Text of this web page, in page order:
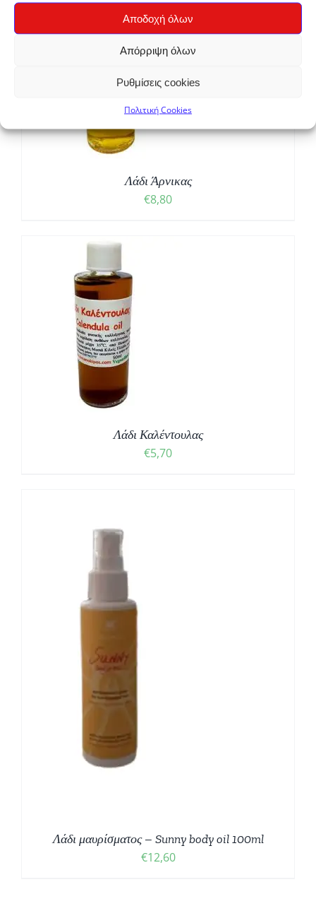
Αποδοχή όλων
Απόρριψη όλων
Ρυθμίσεις cookies
Πολιτική Cookies
Λάδι Άρνικας
€8,80
Λάδι Καλέντουλας
€5,70
Λάδι μαυρίσματος – Sunny body oil 100ml
€12,60